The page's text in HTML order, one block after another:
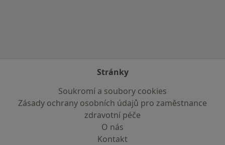
Stránky
Soukromí a soubory cookies
Zásady ochrany osobních údajů pro zaměstnance
zdravotní péče
O nás
Kontakt